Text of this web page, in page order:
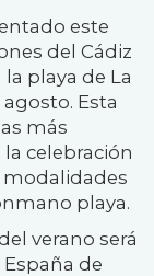
este
del Cádiz
playa de La
Esta
más
celebración
playa.
verano será
de